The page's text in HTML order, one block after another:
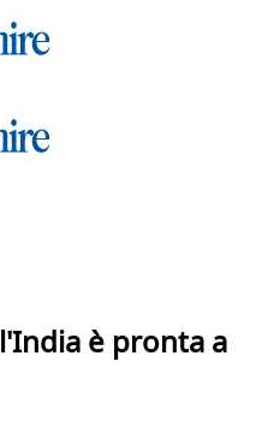
è pronta a